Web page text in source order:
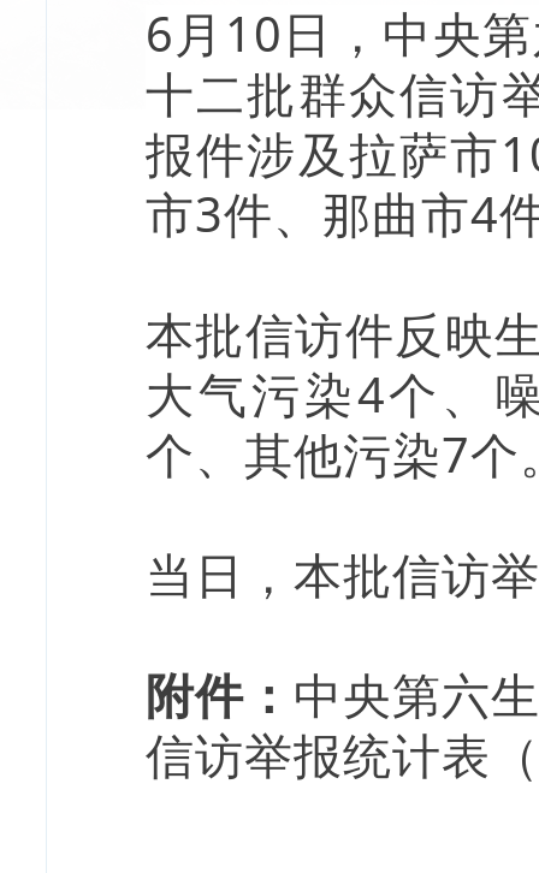
6月10日，中央
十二批群众信访
报件涉及拉萨市
市3件、那曲市4
本批信访件反映
大气污染4个、
个、其他污染7个
当日，本批信访
附件： 中央第六
信访举报统计表